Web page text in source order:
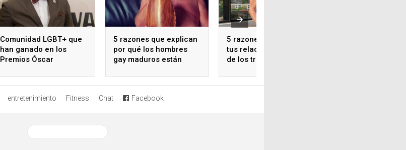
Comunidad LGBT+ que
han ganado en los
Premios Óscar
5 razones que explican
por qué los hombres
gay maduros están
5 razones por las que
tus relaciones no pasan
de los tres meses
entretenimiento Fitness Chat Facebook